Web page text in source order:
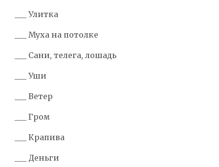
___ Улитка
___ Муха на потолке
___ Сани, телега, лошадь
___ Уши
___ Ветер
___ Гром
___ Крапива
___ Деньги